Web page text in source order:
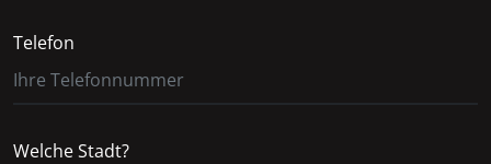
Telefon
Welche Stadt?